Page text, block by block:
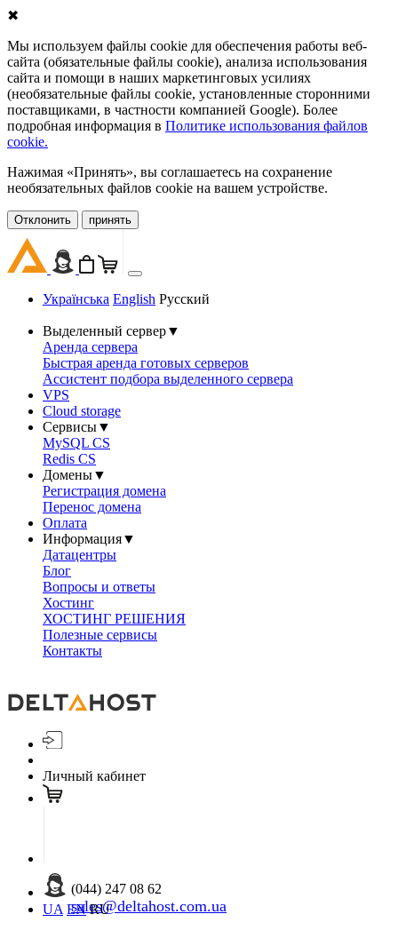
✖
Мы используем файлы cookie для обеспечения работы веб-
сайта (обязательные файлы cookie), анализа использования
сайта и помощи в наших маркетинговых усилиях
(необязательные файлы cookie, установленные сторонними
поставщиками, в частности компанией Google). Более
подробная информация в Политике использования файлов
cookie.
Нажимая «Принять», вы соглашаетесь на сохранение
необязательных файлов cookie на вашем устройстве.
Oтклонить принять
Українська English Русский
Выделенный сервер▼
Аренда сервера
Быстрая аренда готовых серверов
Ассистент подбора выделенного сервера
VPS
Cloud storage
Сервисы▼
MySQL CS
Redis CS
Домены▼
Регистрация домена
Перенос домена
Оплата
Информация▼
Датацентры
Блог
Вопросы и ответы
Хостинг
ХОСТИНГ РЕШЕНИЯ
Полезные сервисы
Контакты
Личный кабинет
(044) 247 08 62
sales@deltahost.com.ua
UA EN RU